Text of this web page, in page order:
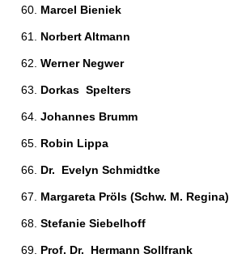
Marcel Bieniek
Norbert Altmann
Werner Negwer
Dorkas  Spelters
Johannes Brumm
Robin Lippa
Dr.  Evelyn Schmidtke
Margareta Pröls (Schw. M. Regina)
Stefanie Siebelhoff
Prof. Dr.  Hermann Sollfrank